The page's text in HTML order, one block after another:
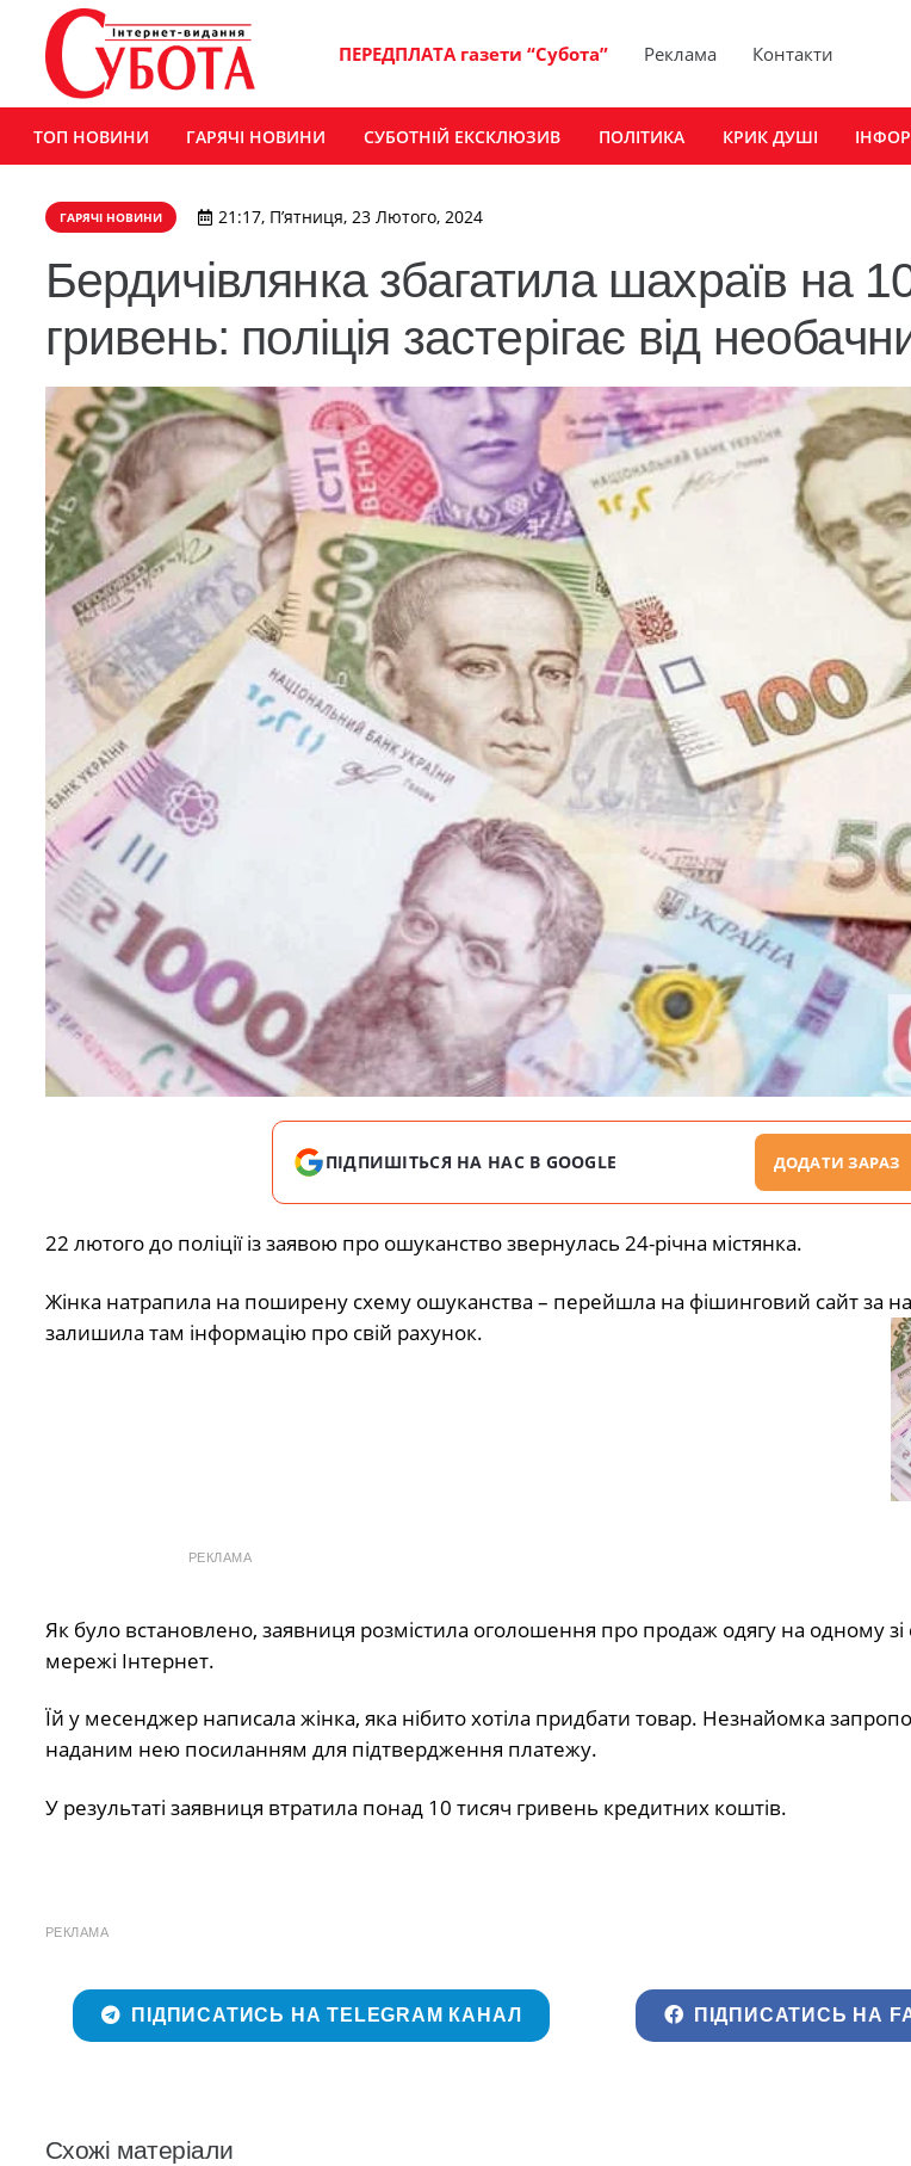
ПЕРЕДПЛАТА газети “Субота” Реклама Контакти
ТОП НОВИНИ ГАРЯЧІ НОВИНИ СУБОТНІЙ ЕКСКЛЮЗИВ ПОЛІТИКА КРИК ДУШІ
ГАРЯЧІ НОВИНИ 21:17, П’ятниця, 23 Лютого, 2024
Бердичівлянка збагатила шахраїв на
гривень: поліція застерігає від
ПІДПИШІТЬСЯ НА НАС В GOOGLE ДОДАТИ ЗАРАЗ
22 лютого до поліції із заявою про ошуканство звернулась 24-річна містянка.
Жінка натрапила на поширену схему ошуканства – перейшла на фішинговий сайт за
залишила там інформацію про свій рахунок.
РЕКЛАМА
Як було встановлено, заявниця розмістила оголошення про продаж одягу на одному зі
мережі Інтернет.
Їй у месенджер написала жінка, яка нібито хотіла придбати товар. Незнайомка
наданим нею посиланням для підтвердження платежу.
У результаті заявниця втратила понад 10 тисяч гривень кредитних коштів.
РЕКЛАМА
ПІДПИСАТИСЬ НА TELEGRAM КАНАЛ ПІДПИСАТИСЬ НА
Схожі матеріали